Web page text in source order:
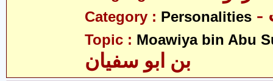
Category : Personalities
Topic : Moawiya bin Abu
بن ابو سفیان